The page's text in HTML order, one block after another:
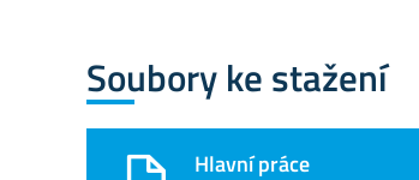
Soubory ke stažení
Hlavní práce